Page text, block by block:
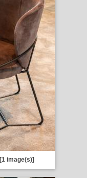
[1 image(s)]